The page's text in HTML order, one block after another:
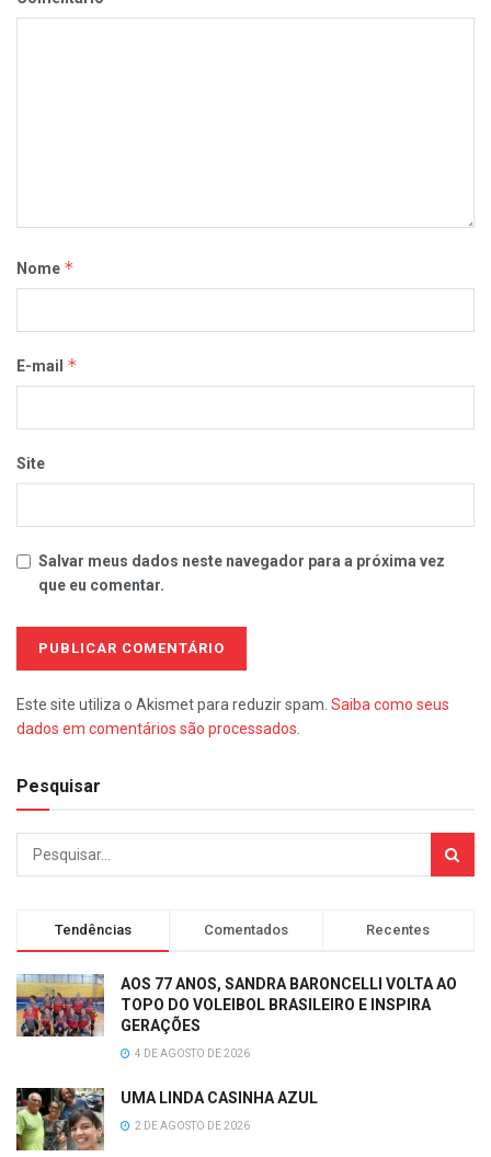
Nome *
E-mail *
Site
Salvar meus dados neste navegador para a próxima vez
que eu comentar.
Este site utiliza o Akismet para reduzir spam. Saiba como seus
dados em comentários são processados
Pesquisar
Tendências Comentados Recentes
AOS 77 ANOS, SANDRA BARONCELLI VOLTA AO
TOPO DO VOLEIBOL BRASILEIRO E INSPIRA
GERAÇÕES
4 DE AGOSTO DE 2026
UMA LINDA CASINHA AZUL
2 DE AGOSTO DE 2026